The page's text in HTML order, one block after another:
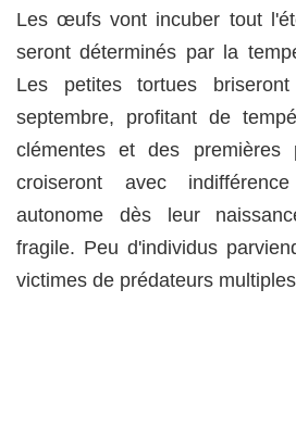
Les œufs vont incuber tout
seront déterminés par la
Les petites tortues
septembre, profitant de
clémentes et des premières
croiseront avec
autonome dès leur
fragile. Peu d'individus
victimes de prédateurs